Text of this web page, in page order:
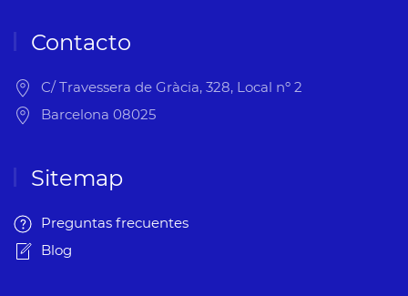
Contacto
C/ Travessera de Gràcia, 328, Local nº 2
Barcelona 08025
Sitemap
Preguntas frecuentes
Blog